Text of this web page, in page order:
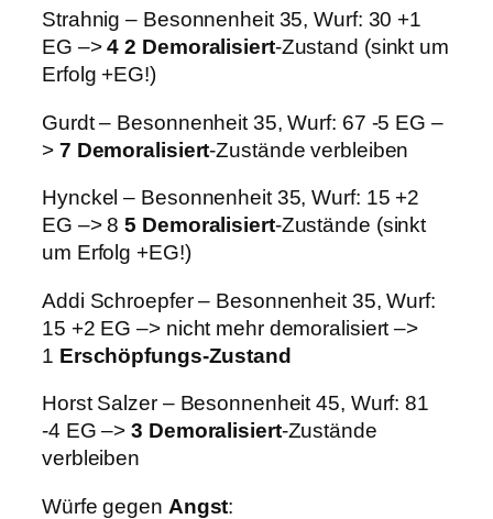
Strahnig – Besonnenheit 35, Wurf: 30 +1
EG –>4 2 Demoralisiert-Zustand (sinkt um
Erfolg +EG!)
Gurdt – Besonnenheit 35, Wurf: 67 -5 EG –
> 7 Demoralisiert-Zustände verbleiben
Hynckel – Besonnenheit 35, Wurf: 15 +2
EG –> 85 Demoralisiert-Zustände (sinkt
um Erfolg +EG!)
Addi Schroepfer – Besonnenheit 35, Wurf:
15 +2 EG –> nicht mehr demoralisiert –>
1 Erschöpfungs-Zustand
Horst Salzer – Besonnenheit 45, Wurf: 81
-4 EG –>3 Demoralisiert-Zustände
verbleiben
Würfe gegen Angst: